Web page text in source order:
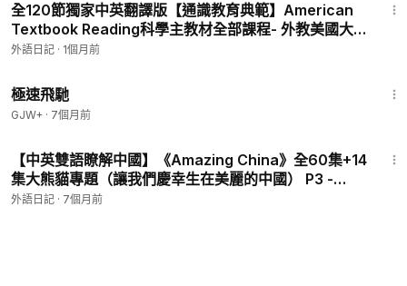
全120節獨家中英翻譯版【通識教育典範】American
Textbook Reading科學主教材全部課程- 外教美國大
叔Brain Stewart精講 P111 - Social Studies 社會科
外語日記 · 1個月前
極速飛馳
GJW+ · 7個月前
【中英雙語瞭解中國】《Amazing China》全60集+14
集大熊貓專題（讓我們慶幸生在美麗的中國） P3 -
Amazing China 美麗中國 03.冰川下的鮮紅岩石
外語日記 · 7個月前